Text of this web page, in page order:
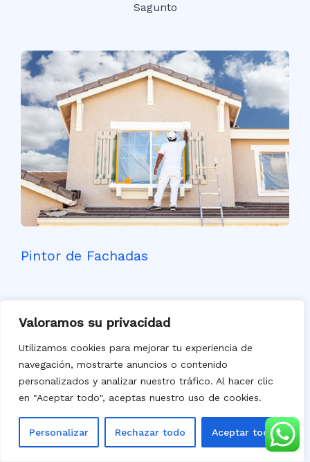
Valoramos su privacidad
Utilizamos cookies para mejorar tu experiencia de
navegación, mostrarte anuncios o contenido
personalizados y analizar nuestro tráfico. Al hacer clic
en "Aceptar todo", aceptas nuestro uso de cookies.
Personalizar Rechazar todo Aceptar todo
Sagunto
Pintor de Fachadas